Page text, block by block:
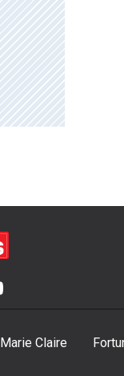
Marie Claire